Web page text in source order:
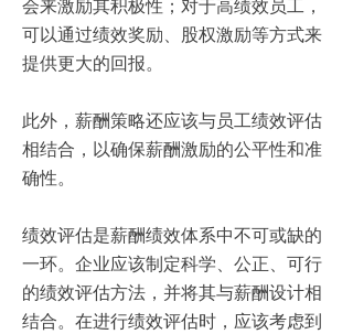
会来激励其积极性；对于高绩效员工，
可以通过绩效奖励、股权激励等方式来
提供更大的回报。
此外，薪酬策略还应该与员工绩效评估
相结合，以确保薪酬激励的公平性和准
确性。
绩效评估是薪酬绩效体系中不可或缺的
一环。企业应该制定科学、公正、可行
的绩效评估方法，并将其与薪酬设计相
结合。在进行绩效评估时，应该考虑到